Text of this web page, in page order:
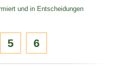
und in Entscheidungen
5 6